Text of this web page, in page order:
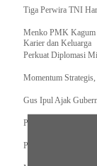
Tiga Perwira TNI
Menko PMK Kagum
Karier dan Keluarga
Perkuat Diplomasi
Momentum
Gus Ipul Ajak
Panglima TNI
Pengurus Pusat